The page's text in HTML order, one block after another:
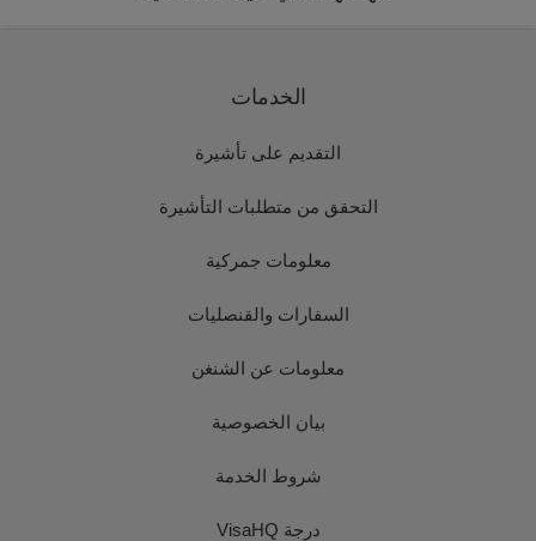
الخدمات
التقديم على تأشيرة
التحقق من متطلبات التأشيرة
معلومات جمركية
السفارات والقنصليات
معلومات عن الشنغن
بيان الخصوصية
شروط الخدمة
درجة VisaHQ